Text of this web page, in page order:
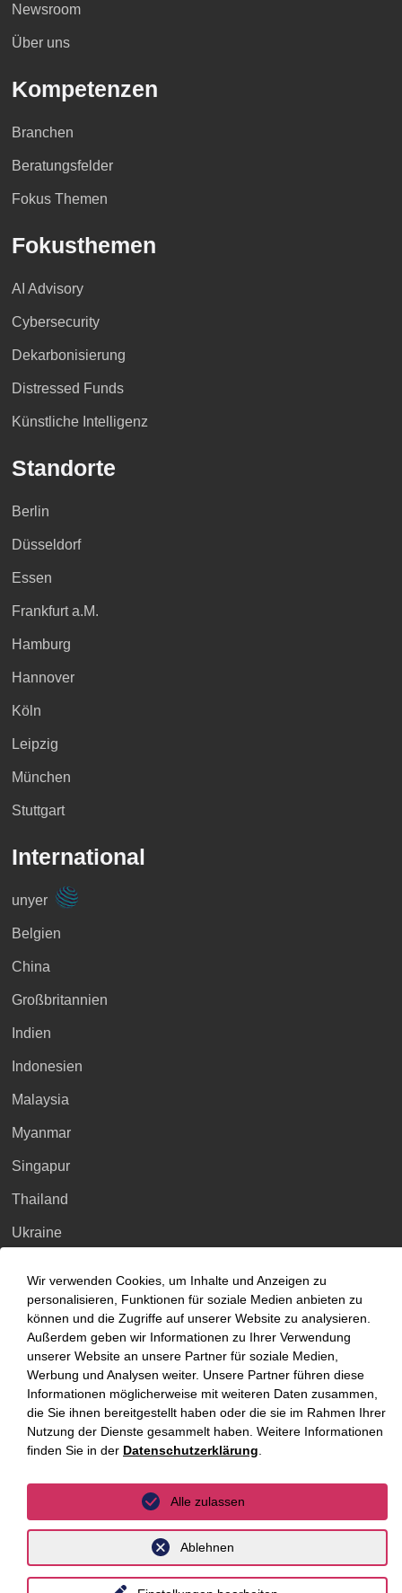
Newsroom
Über uns
Kompetenzen
Branchen
Beratungsfelder
Fokus Themen
Fokusthemen
AI Advisory
Cybersecurity
Dekarbonisierung
Distressed Funds
Künstliche Intelligenz
Standorte
Berlin
Düsseldorf
Essen
Frankfurt a.M.
Hamburg
Hannover
Köln
Leipzig
München
Stuttgart
International
unyer
Belgien
China
Großbritannien
Indien
Indonesien
Malaysia
Myanmar
Singapur
Thailand
Ukraine
Luxemburg
Datenschutz Impressum
Wir verwenden Cookies, um Inhalte und Anzeigen zu
personalisieren, Funktionen für soziale Medien anbieten zu
können und die Zugriffe auf unserer Website zu analysieren.
Außerdem geben wir Informationen zu Ihrer Verwendung
unserer Website an unsere Partner für soziale Medien,
Werbung und Analysen weiter. Unsere Partner führen diese
Informationen möglicherweise mit weiteren Daten zusammen,
die Sie ihnen bereitgestellt haben oder die sie im Rahmen Ihrer
Nutzung der Dienste gesammelt haben. Weitere Informationen
finden Sie in der Datenschutzerklärung
Ablehnen
Alle zulassen